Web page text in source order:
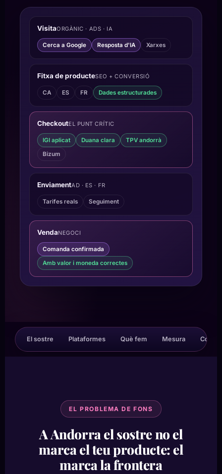
VisitaORGÀNIC · ADS · IA
Cerca a Google Resposta d'IA Xarxes
Fitxa de producteSEO + CONVERSIÓ
CA ES FR Dades estructurades
CheckoutEL PUNT CRÍTIC
IGI aplicat Duana clara
TPV andorrà
Bizum
EnviamentAD · ES · FR
Tarifes reals Seguiment
VendaNEGOCI
Comanda confirmada
Amb valor i moneda correctes
El sostre Plataformes Què fem Mesura Com
EL PROBLEMA DE FONS
A Andorra el sostre no el
marca el teu producte: el
marca la frontera